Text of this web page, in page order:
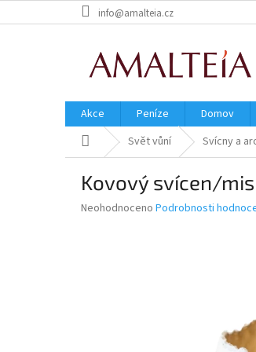
na
info@amalteia.cz
Akce Peníze Domov
Domů Svět vůní Svícny a
Kovový svícen/
Průměrné
Neohodnoceno Podrobnosti